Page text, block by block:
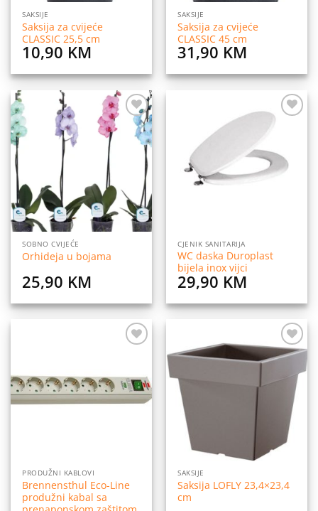
SAKSIJE
Saksija za cvijeće
CLASSIC 25,5 cm
10,90 KM
SAKSIJE
Saksija za cvijeće
CLASSIC 45 cm
31,90 KM
Dodaj
na
listu
SOBNO CVIJEĆE
Orhideja u bojama
25,90 KM
želja
CJENIK SANITARIJA
WC daska Duroplast
bijela inox vijci
29,90 KM
listu
želja
PRODUŽNI KABLOVI
Brennensthul Eco-Line
produžni kabal sa
Dodaj
želja
SAKSIJE
Saksija LOFLY 23,4×23,4
cm